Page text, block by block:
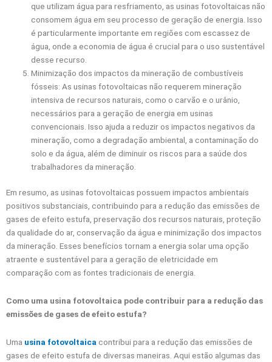
que utilizam água para resfriamento, as usinas fotovoltaicas não
consomem água em seu processo de geração de energia. Isso
é particularmente importante em regiões com escassez de
água, onde a economia de água é crucial para o uso sustentável
desse recurso.
Minimização dos impactos da mineração de combustíveis
fósseis: As usinas fotovoltaicas não requerem mineração
intensiva de recursos naturais, como o carvão e o urânio,
necessários para a geração de energia em usinas
convencionais. Isso ajuda a reduzir os impactos negativos da
mineração, como a degradação ambiental, a contaminação do
solo e da água, além de diminuir os riscos para a saúde dos
trabalhadores da mineração.
Em resumo, as usinas fotovoltaicas possuem impactos ambientais
positivos substanciais, contribuindo para a redução das emissões de
gases de efeito estufa, preservação dos recursos naturais, proteção
da qualidade do ar, conservação da água e minimização dos impactos
da mineração. Esses benefícios tornam a energia solar uma opção
atraente e sustentável para a geração de eletricidade em
comparação com as fontes tradicionais de energia.
Como uma usina fotovoltaica pode contribuir para a redução das
emissões de gases de efeito estufa?
Uma usina fotovoltaica contribui para a redução das emissões de
gases de efeito estufa de diversas maneiras. Aqui estão algumas das